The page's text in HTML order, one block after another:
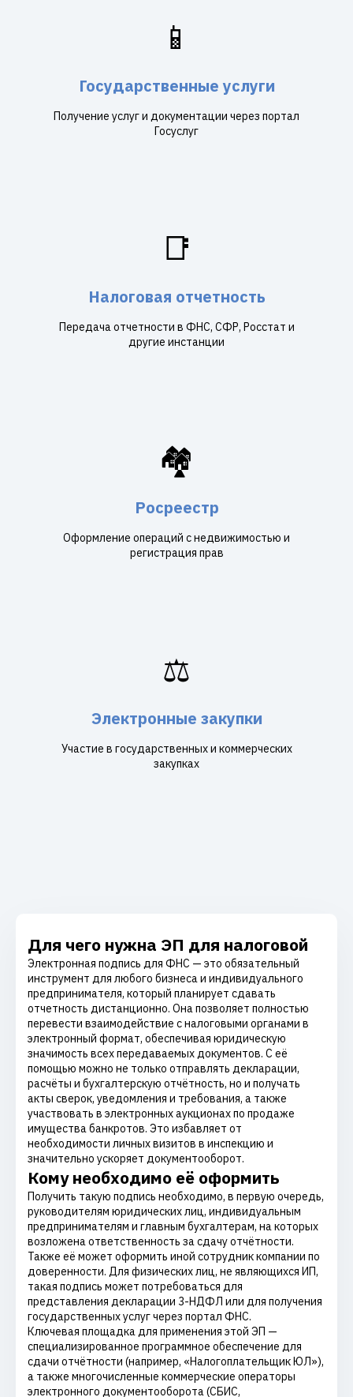
📱
Государственные услуги
Получение услуг и документации через портал
Госуслуг
📑
Налоговая отчетность
Передача отчетности в ФНС, СФР, Росстат и
другие инстанции
🏘️
Росреестр
Оформление операций с недвижимостью и
регистрация прав
⚖️
Электронные закупки
Участие в государственных и коммерческих
закупках
Для чего нужна ЭП для налоговой
Электронная подпись для ФНС — это обязательный
инструмент для любого бизнеса и индивидуального
предпринимателя, который планирует сдавать
отчетность дистанционно. Она позволяет полностью
перевести взаимодействие с налоговыми органами в
электронный формат, обеспечивая юридическую
значимость всех передаваемых документов. С её
помощью можно не только отправлять декларации,
расчёты и бухгалтерскую отчётность, но и получать
акты сверок, уведомления и требования, а также
участвовать в электронных аукционах по продаже
имущества банкротов. Это избавляет от
необходимости личных визитов в инспекцию и
значительно ускоряет документооборот.
Кому необходимо её оформить
Получить такую подпись необходимо, в первую очередь,
руководителям юридических лиц, индивидуальным
предпринимателям и главным бухгалтерам, на которых
возложена ответственность за сдачу отчётности.
Также её может оформить иной сотрудник компании по
доверенности. Для физических лиц, не являющихся ИП,
такая подпись может потребоваться для
представления декларации 3-НДФЛ или для получения
государственных услуг через портал ФНС.
Ключевая площадка для применения этой ЭП —
специализированное программное обеспечение для
сдачи отчётности (например, «Налогоплательщик ЮЛ»),
а также многочисленные коммерческие операторы
электронного документооборота (СБИС,